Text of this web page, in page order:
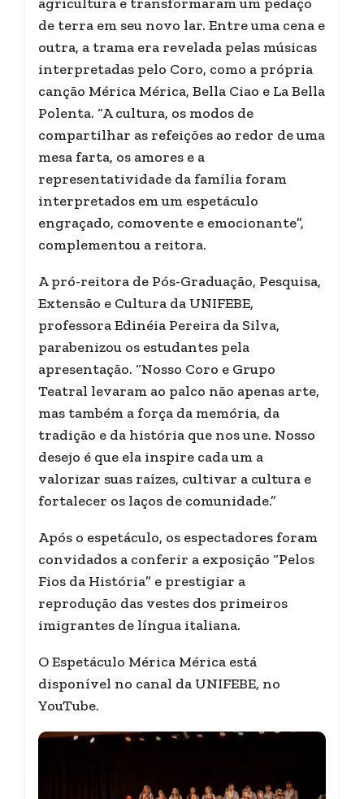
de terra em seu novo lar. Entre uma cena e
outra, a trama era revelada pelas músicas
interpretadas pelo Coro, como a própria
canção Mérica Mérica, Bella Ciao e La Bella
Polenta. “A cultura, os modos de
compartilhar as refeições ao redor de uma
mesa farta, os amores e a
representatividade da família foram
interpretados em um espetáculo
engraçado, comovente e emocionante”,
complementou a reitora.
A pró-reitora de Pós-Graduação, Pesquisa,
Extensão e Cultura da UNIFEBE,
professora Edinéia Pereira da Silva,
parabenizou os estudantes pela
apresentação. “Nosso Coro e Grupo
Teatral levaram ao palco não apenas arte,
mas também a força da memória, da
tradição e da história que nos une. Nosso
desejo é que ela inspire cada um a
valorizar suas raízes, cultivar a cultura e
fortalecer os laços de comunidade.”
Após o espetáculo, os espectadores foram
convidados a conferir a exposição “Pelos
Fios da História” e prestigiar a
reprodução das vestes dos primeiros
imigrantes de língua italiana.
O Espetáculo Mérica Mérica está
disponível no canal da UNIFEBE, no
YouTube.